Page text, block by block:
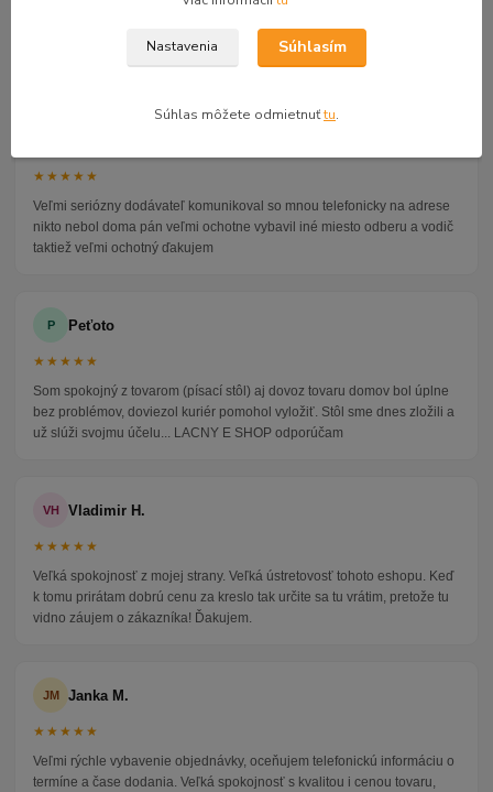
GOOGLE RECENZIE ZÁKAZNÍKOV
4.9★★★★★
★★★★★
Veľmi seriózny dodávateľ komunikoval so mnou telefonicky na adrese
nikto nebol doma pán veľmi ochotne vybavil iné miesto odberu a vodič
taktiež veľmi ochotný ďakujem
P Peťoto
★★★★★
Som spokojný z tovarom (písací stôl) aj dovoz tovaru domov bol úplne
bez problémov, doviezol kuriér pomohol vyložiť. Stôl sme dnes zložili a
už slúži svojmu účelu... LACNY E SHOP odporúčam
VH Vladimir H.
★★★★★
Veľká spokojnosť z mojej strany. Veľká ústretovosť tohoto eshopu. Keď
k tomu prirátam dobrú cenu za kreslo tak určite sa tu vrátim, pretože tu
vidno záujem o zákazníka! Ďakujem.
JM Janka M.
★★★★★
Veľmi rýchle vybavenie objednávky, oceňujem telefonickú informáciu o
termíne a čase dodania. Veľká spokojnosť s kvalitou i cenou tovaru,
Nastavenia Súhlasím
Súhlas môžete odmietnuťtu.